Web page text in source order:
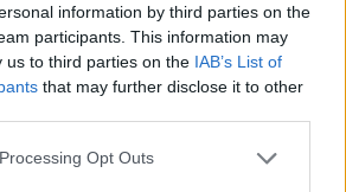
information by third parties on the
participants. This information may
us to third parties on the IAB’s List of
that may further disclose it to other
Opt Outs
wonder geschiedde. Jarenlang